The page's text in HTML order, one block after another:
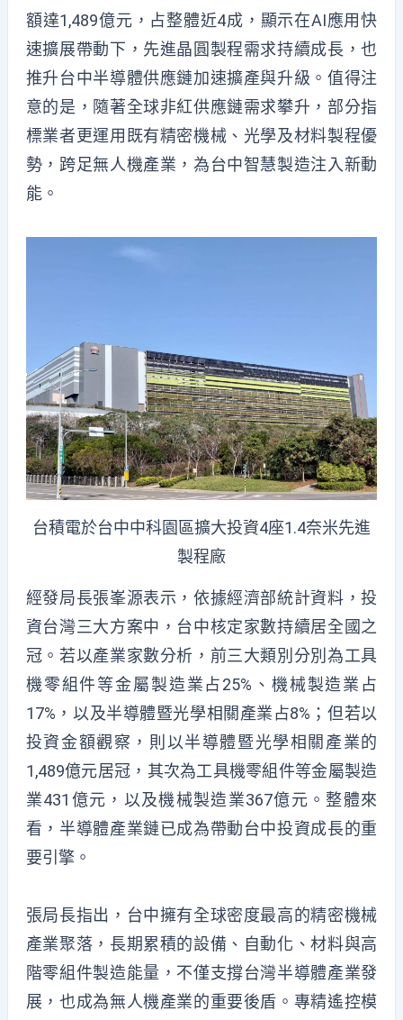
額達1,489億元，占整體近4成，顯示在AI應用快
速擴展帶動下，先進晶圓製程需求持續成長，也
推升台中半導體供應鏈加速擴產與升級。值得注
意的是，隨著全球非紅供應鏈需求攀升，部分指
標業者更運用既有精密機械、光學及材料製程優
勢，跨足無人機產業，為台中智慧製造注入新動
能。
台積電於台中中科園區擴大投資4座1.4奈米先進
製程廠
經發局長張峯源表示，依據經濟部統計資料，投
資台灣三大方案中，台中核定家數持續居全國之
冠。若以產業家數分析，前三大類別分別為工具
機零組件等金屬製造業占25%、機械製造業占
17%，以及半導體暨光學相關產業占8%；但若以
投資金額觀察，則以半導體暨光學相關產業的
1,489億元居冠，其次為工具機零組件等金屬製造
業431億元，以及機械製造業367億元。整體來
看，半導體產業鏈已成為帶動台中投資成長的重
要引擎。
張局長指出，台中擁有全球密度最高的精密機械
產業聚落，長期累積的設備、自動化、材料與高
階零組件製造能量，不僅支撐台灣半導體產業發
展，也成為無人機產業的重要後盾。專精遙控模